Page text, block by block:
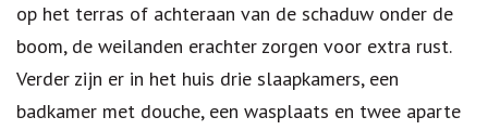
op het terras of achteraan van de schaduw onder de
boom, de weilanden erachter zorgen voor extra rust.
Verder zijn er in het huis drie slaapkamers, een
badkamer met douche, een wasplaats en twee aparte